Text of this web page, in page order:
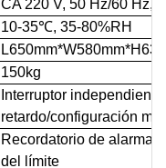
CA 220 V, 50 Hz/60 Hz,
10-35℃, 35-80%RH
150kg
Interruptor
retardo/configuración
Recordatorio de alarma
del límite